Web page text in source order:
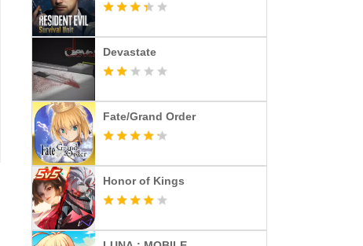
Devastate
Fate/Grand Order
Honor of Kings